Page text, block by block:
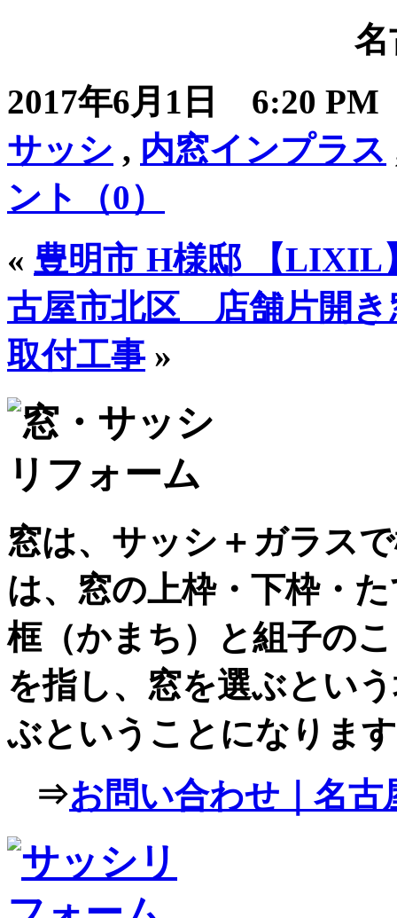
2017年6月1日 6:20
サッシ , 内窓インプラス
ント（0）
« 豊明市 H様邸 【LIXIL
古屋市北区 店舗片開
取付工事»
窓は、サッシ＋ガラス
は、窓の上枠・下枠・
框（かまち）と組子の
を指し、窓を選ぶとい
ぶということになりま
⇒お問い合わせ｜名